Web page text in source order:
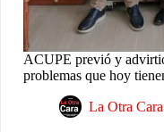
ACUPE previó y
problemas que hoy
La Otra Cara